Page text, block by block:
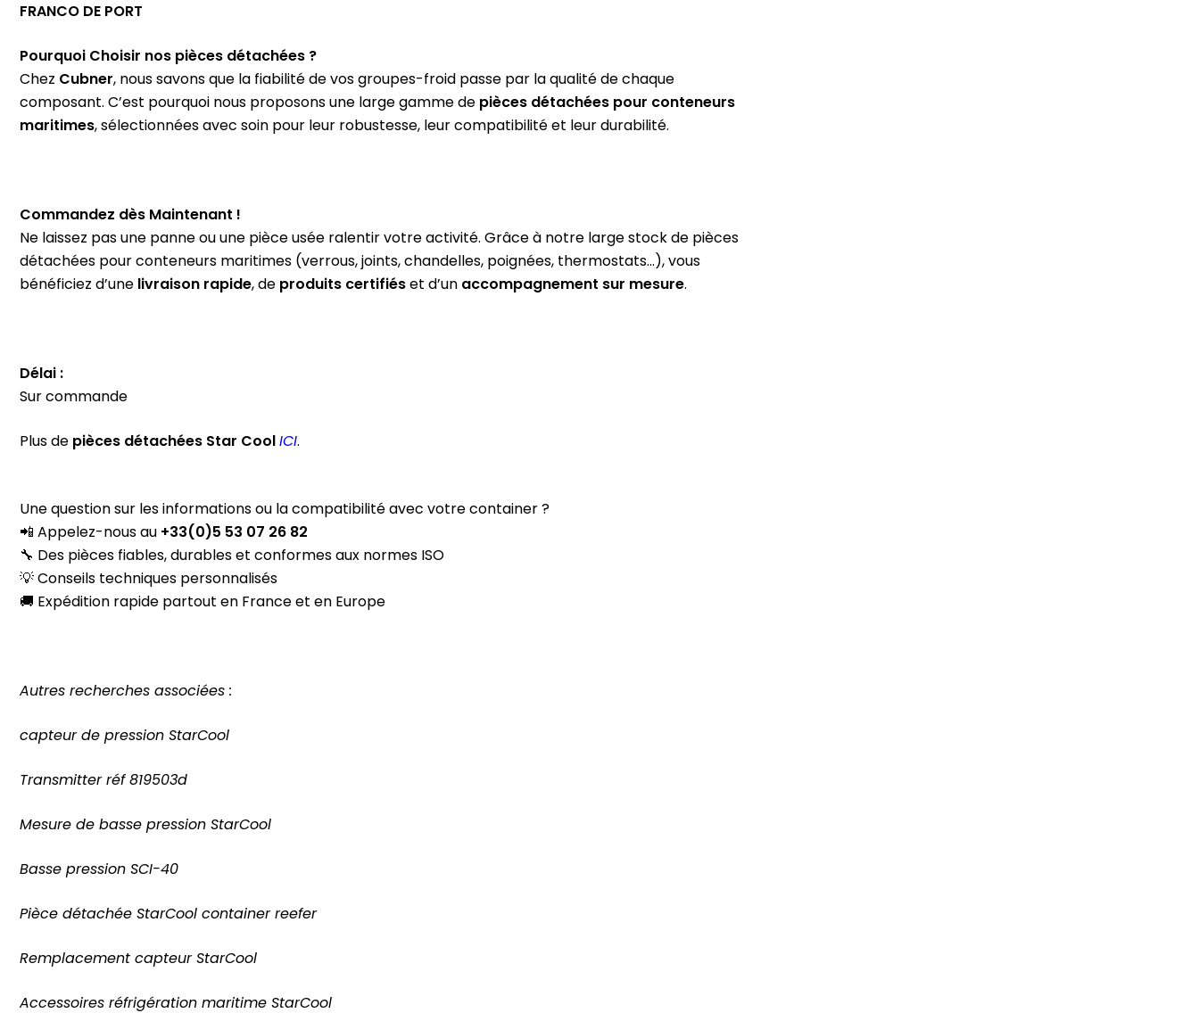
FRANCO DE PORT
Pourquoi Choisir nos pièces détachées ?
Chez Cubner, nous savons que la fiabilité de vos groupes-froid passe par la qualité de chaque
composant. C’est pourquoi nous proposons une large gamme depièces détachées pour conteneurs
maritimes, sélectionnées avec soin pour leur robustesse, leur compatibilité et leur durabilité.
Commandez dès Maintenant !
Ne laissez pas une panne ou une pièce usée ralentir votre activité. Grâce à notre large stock de pièces
détachées pour conteneurs maritimes (verrous, joints, chandelles, poignées, thermostats…), vous
bénéficiez d’unelivraison rapide, deproduits certifiéset d’unaccompagnement sur mesure.
Délai :
Sur commande
Plus depiècesdétachéesStar CoolICI.
Une question sur les informations ou la compatibilité avec votre container ?
📲 Appelez-nous au+33(0)5 53 07 26 82
🔧 Des pièces fiables, durables et conformes aux normes ISO
💡 Conseils techniques personnalisés
🚚 Expédition rapide partout en France et en Europe
Autres recherches associées :
capteur de pression StarCool
Transmitter réf 819503d
Mesure de basse pression StarCool
Basse pression SCI-40
Pièce détachée StarCool container reefer
Remplacement capteur StarCool
Accessoires réfrigération maritime StarCool